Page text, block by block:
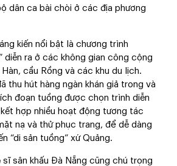
dân ca bài chòi ở các địa phương
kiến nổi bật là chương trình
diễn ra ở các không gian công cộng
cầu Rồng và các khu du lịch.
thu hút hàng ngàn khán giả trong và
đoạn tuồng được chọn trình diễn
hợp nhiều hoạt động tương tác
nạ và thử phục trang, để dễ dàng
“di sản tuồng” xứ Quảng.
sĩ sân khấu Đà Nẵng cũng chú trọng